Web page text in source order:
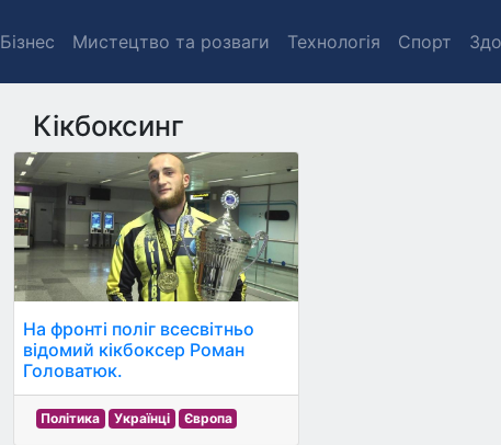
Бізнес Мистецтво та розваги Технологія Спорт
Кікбоксинг
На фронті поліг всесвітньо
відомий кікбоксер Роман
Головатюк.
Політика Українці Європа